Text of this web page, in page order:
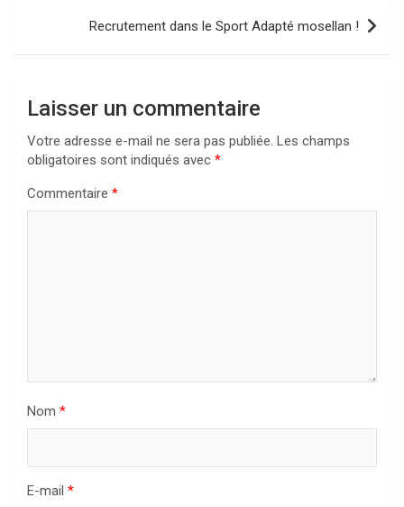
l’articleRecrutement dans le Sport Adapté mosellan !
Laisser un commentaire
Votre adresse e-mail ne sera pas publiée. Les champs
obligatoires sont indiqués avec *
Commentaire *
Nom *
E-mail *